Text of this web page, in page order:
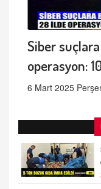
Siber
operasyon:
6 Mart 2025